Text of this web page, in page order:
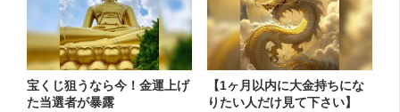
宝くじ狙うなら今！金運上げ
た当選者が暴露
【1ヶ月以内に大金持ちにな
りたい人だけ見て下さい】